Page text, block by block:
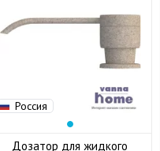
Россия
Дозатор для жидкого